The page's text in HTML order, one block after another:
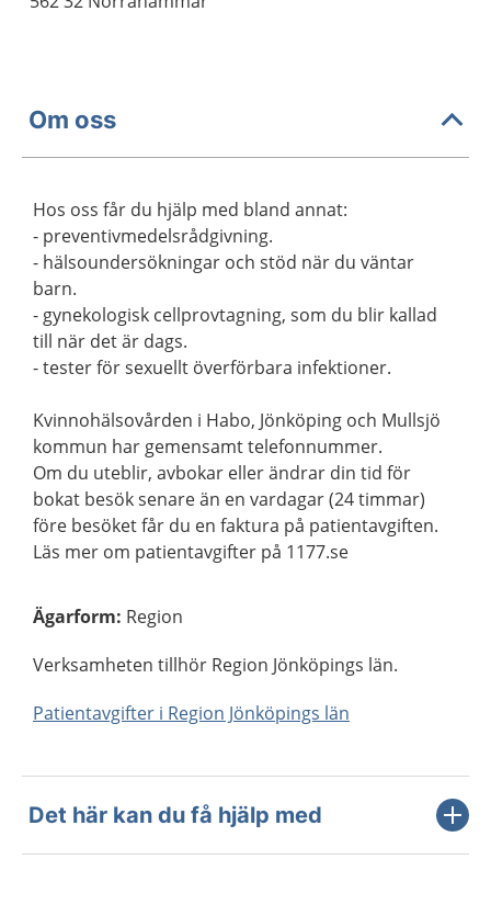
Om oss
Hos oss får du hjälp med bland annat:
- preventivmedelsrådgivning.
- hälsoundersökningar och stöd när du väntar
barn.
- gynekologisk cellprovtagning, som du blir kallad
till när det är dags.
- tester för sexuellt överförbara infektioner.
Kvinnohälsovården i Habo, Jönköping och Mullsjö
kommun har gemensamt telefonnummer.
Om du uteblir, avbokar eller ändrar din tid för
bokat besök senare än en vardagar (24 timmar)
före besöket får du en faktura på patientavgiften.
Läs mer om patientavgifter på 1177.se
Ägarform: Region
Verksamheten tillhör Region Jönköpings län.
Patientavgifter i Region Jönköpings län
Det här kan du få hjälp med